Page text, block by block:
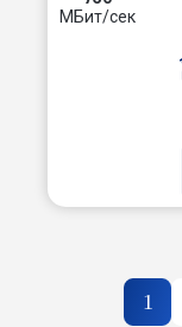
МБит/сек
1